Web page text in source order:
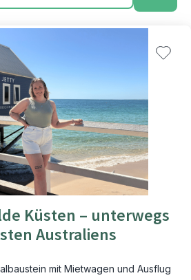
Küsten – unterwegs
Australiens
mit Mietwagen und Ausflug